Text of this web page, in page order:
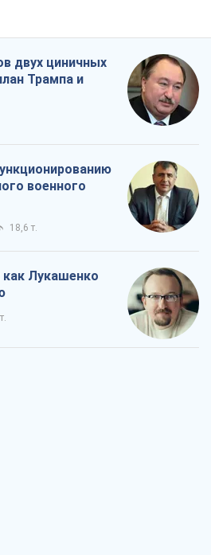
двух циничных
Трампа и
военного
18,6 т.
Лукашенко